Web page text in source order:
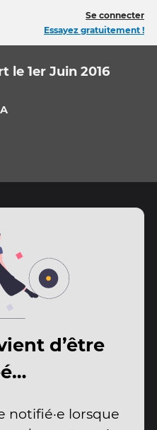
Se connecter
Essayez gratuitement !
le 1er Juin 2016
d’être
notifié·e lorsque